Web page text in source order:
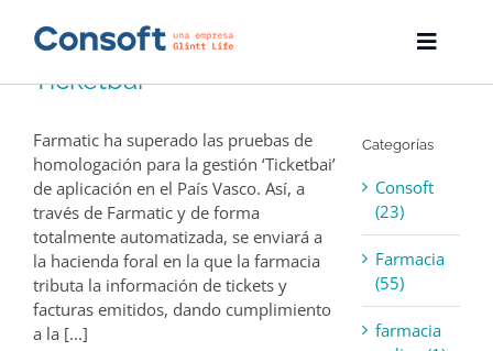
Toggle
Inicio
Farmatic
Descargas
Servicios
Blog
Ticketbai
Farmatic ha superado las pruebas de
homologación para la gestión ‘Ticketbai’
de aplicación en el País Vasco. Así, a
través de Farmatic y de forma
totalmente automatizada, se enviará a
la hacienda foral en la que la farmacia
tributa la información de tickets y
facturas emitidos, dando cumplimiento
a la [...]
Categorías
Consoft
(23)
Farmacia
(55)
farmacia